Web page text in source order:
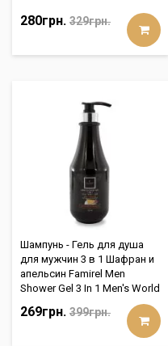
280грн. 329грн.
Шампунь - Гель для душа
для мужчин 3 в 1 Шафран и
апельсин Famirel Men
Shower Gel 3 In 1 Men's World
269грн. 399грн.